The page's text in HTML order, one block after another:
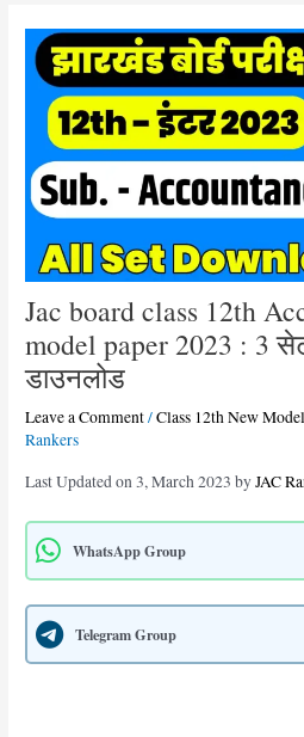
Jac board class 12th
model paper 2023 : 3
डाउनलोड
Leave a Comment/Class 12th New
Rankers
Last Updated on 3, March 2023 byJAC
WhatsApp Group
Telegram Group